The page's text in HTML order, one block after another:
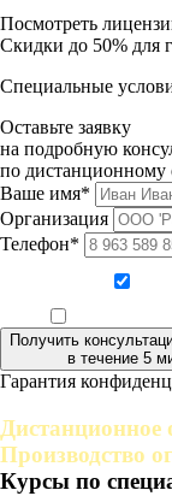
Посмотреть
Скидки до 50% для
Специальные
Оставьте заявку
на подробную
по дистанционному
Ваше имя*
Организация
Телефон*
Получить
в течение 5
Гарантия
Дистанционное
Производство
Курсы по